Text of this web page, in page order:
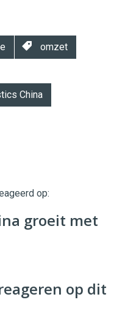
omzet
China
op:
groeit met
op dit